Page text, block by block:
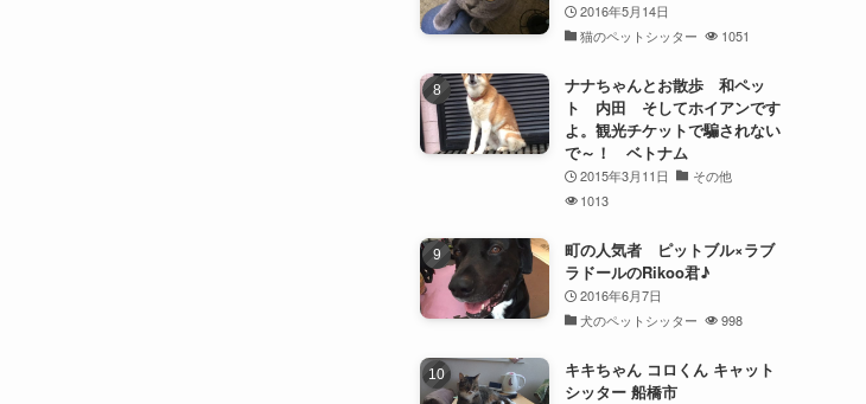
2016年5月14日
猫のペットシッター
1051
ナナちゃんとお散歩 和ペッ
ト 内田 そしてホイアンです
よ。観光チケットで騙されない
で～！ ベトナム
2015年3月11日
その他
1013
町の人気者 ピットブル×ラブ
ラドールのRikoo君♪
2016年6月7日
犬のペットシッター
998
キキちゃん コロくん キャット
シッター 船橋市